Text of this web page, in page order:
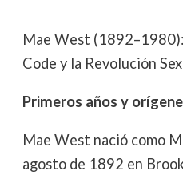
Mae West
Code y la Revolución
Primeros años y
Mae West nació como
agosto de 1892 en